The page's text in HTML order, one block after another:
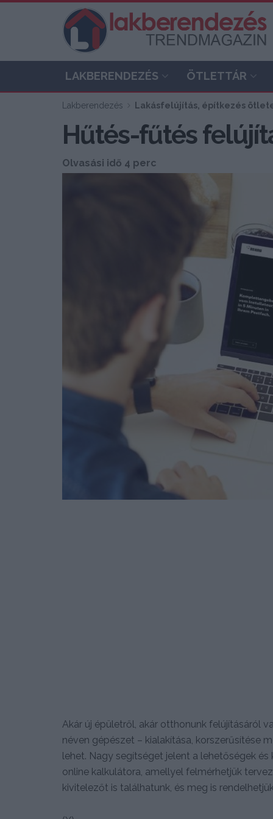
LAKBERENDEZÉS ÖTLETTÁR
Lakberendezés Lakásfelújítás, építkezés
Hűtés-fűtés
Olvasási idő 4 perc
Akár új épületről, akár otthonunk felújításáról
néven gépészet – kialakítása, korszerűsítése
lehet. Nagy segítséget jelent a lehetőségek
online kalkulátora, amellyel felmérhetjük
kivitelezőt is találhatunk, és meg is